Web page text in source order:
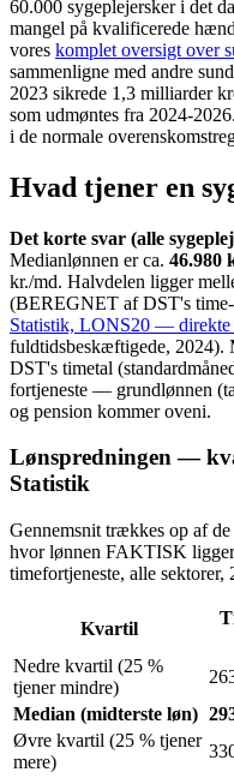
60.000 sygeplejersker i det
mangel på kvalificerede
vores komplet oversigt over
sammenligne med andre
2023 sikrede 1,3 milliarder
som udmøntes fra 2024-
i de normale
Hvad tjener en
Det korte svar (alle
Medianlønnen er ca. 46.980
kr./md. Halvdelen ligger
(BEREGNET af DST's
Statistik, LONS20 —
fuldtidsbeskæftigede, 2024).
DST's timetal
fortjeneste — grundlønnen
og pension kommer oveni.
Lønspredningen —
Statistik
Gennemsnit trækkes op af
hvor lønnen FAKTISK ligger
timefortjeneste, alle sektorer,
Kvartil
Nedre kvartil (25 %
tjener mindre)
Median (midterste løn)
Øvre kvartil (25 % tjener
mere)